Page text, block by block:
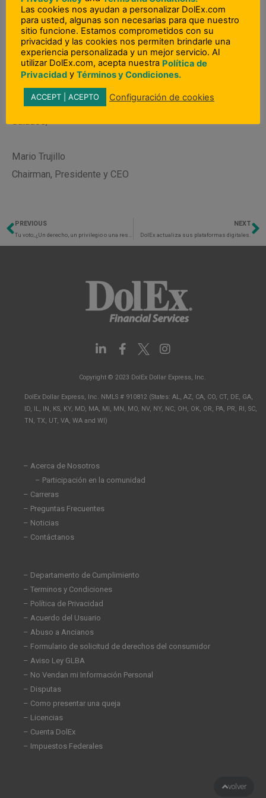
nuestros trabajos, continuar proveyendo para nuestras
familias y continuar sirviendo a nuestros queridos
clientes que también luchan por sobrevivir.
¡Gracias y Adelante!
Saludos,
Mario Trujillo
Chairman, Presidente y CEO
Previo
PREVIOUS
Tu voto; ¿Un derecho, un privilegio o una responsabilidad?
NEXT
DolEx actualiza sus plataformas digitales.
L
i
k
e
d
i
n
F
a
e
b
o
o
I
n
t
a
g
Copyright © 2023 DolEx Dollar Express, Inc.
DolEx Dollar Express, Inc. NMLS # 910812 (States: AL, AZ, CA, CO, CT, DE, GA,
ID, IL, IN, KS, KY, MD, MA, MI, MN, MO, NV, NY, NC, OH, OK, OR, PA, PR, RI, SC,
TN, TX, UT, VA, WA and WI)
– Acerca de Nosotros
– Participación en la comunidad
– Carreras
– Preguntas Frecuentes
– Noticias
– Contáctanos
– Departamento de Cumplimiento
– Terminos y Condiciones
– Política de Privacidad
– Acuerdo del Usuario
– Abuso a Ancianos
– Formulario de solicitud de derechos del consumidor
– Aviso Ley GLBA
– No Vendan mi Información Personal
– Disputas
– Como presentar una queja
– Licencias
– Cuenta DolEx
– Impuestos Federales
volver
Las cookies nos ayudan a personalizar DolEx.com
para usted, algunas son necesarias para que nuestro
sitio funcione. Estamos comprometidos con su
privacidad y las cookies nos permiten brindarle una
experiencia personalizada y un mejor servicio. Al
utilizar DolEx.com, acepta nuestra Política de
Privacidad y Términos y Condiciones.
ACCEPT | ACEPTO Configuración de cookies